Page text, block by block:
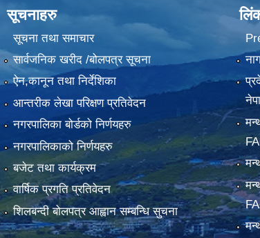
सूचनाहरु
सूचना तथा समाचार
सार्वजनिक खरीद /बोलपत्र सूचना
ऐन,कानून तथा निर्देशिका
आन्तरीक लेखा परिक्षण प्रतिवेदन
नगरपालिका बोर्डको निर्णयहरु
नगरपालिकाको निर्णयहरु
बजेट तथा कार्यक्रम
वार्षिक प्रगति प्रतिवेदन
शिलबन्दी बोलपत्र आह्वान सम्बन्धि सुचना